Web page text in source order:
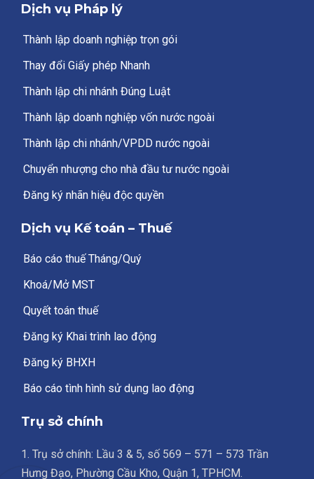
Dịch vụ Pháp lý
Thành lập doanh nghiệp trọn gói
Thay đổi Giấy phép Nhanh
Thành lập chi nhánh Đúng Luật
Thành lập doanh nghiệp vốn nước ngoài
Thành lập chi nhánh/VPDD nước ngoài
Chuyển nhượng cho nhà đầu tư nước ngoài
Đăng ký nhãn hiệu độc quyền
Dịch vụ Kế toán – Thuế
Báo cáo thuế Tháng/Quý
Khoá/Mở MST
Quyết toán thuế
Đăng ký Khai trình lao động
Đăng ký BHXH
Báo cáo tình hình sử dụng lao động
Trụ sở chính
1. Trụ sở chính: Lầu 3 & 5, số 569 – 571 – 573 Trần
Hưng Đạo, Phường Cầu Kho, Quận 1, TPHCM.